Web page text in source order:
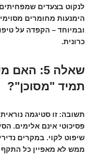
לנקוט בצעדים
הימנעות מחומרים
ובמיוחד – הקפדה על
כרונית.
שאלה 5:
תמיד "מסוכן"?
תשובה: זו סטיגמה
פסיכוטי אינם אלימים.
שיפוט לקוי. במקרים
ממש לא מאפיין כל התקף